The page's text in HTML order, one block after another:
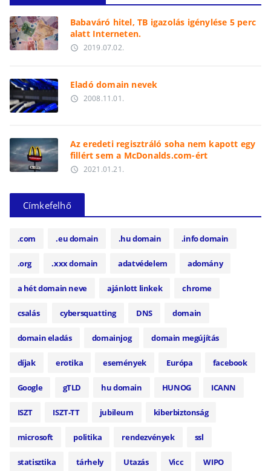
Babaváró hitel, TB igazolás igénylése 5 perc
alatt Interneten.
access_time 2019.07.02.
Eladó domain nevek
access_time 2008.11.01.
Az eredeti regisztráló soha nem kapott egy
fillért sem a McDonalds.com-ért
access_time 2021.01.21.
Címkefelhő
.com .eu domain .hu domain .info domain
.org .xxx domain adatvédelem adomány
a hét domain neve ajánlott linkek chrome
csalás cybersquatting DNS domain
domain eladás domainjog domain megújítás
díjak erotika események Európa facebook
Google gTLD hu domain HUNOG ICANN
ISZT ISZT-TT jubileum kiberbiztonság
microsoft politika rendezvények ssl
statisztika tárhely Utazás Vicc WIPO